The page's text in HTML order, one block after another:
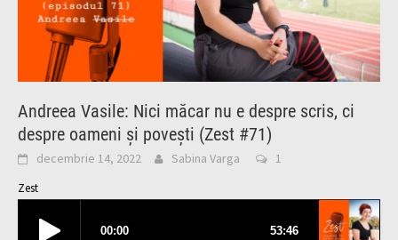
Andreea Vasile: Nici măcar nu e despre scris, ci
despre oameni și povești (Zest #71)
decembrie 14, 2022 Sabina Varga 1
Zest